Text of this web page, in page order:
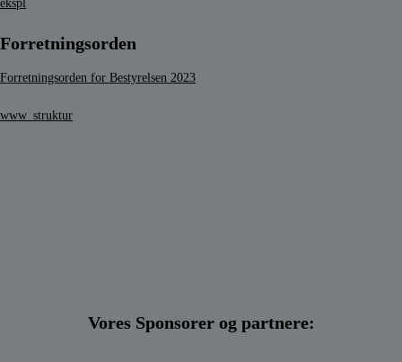
ekspl
Forretningsorden
Forretningsorden for Bestyrelsen 2023
www_struktur
Vores Sponsorer og partnere: